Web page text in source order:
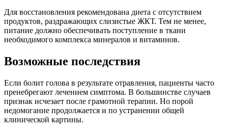
Для восстановления рекомендована диета с отсутствием
продуктов, раздражающих слизистые ЖКТ. Тем не менее,
питание должно обеспечивать поступление в ткани
необходимого комплекса минералов и витаминов.
Возможные последствия
Если болит голова в результате отравления, пациенты часто
пренебрегают лечением симптома. В большинстве случаев
признак исчезает после грамотной терапии. Но порой
недомогание продолжается и по устранении общей
клинической картины.